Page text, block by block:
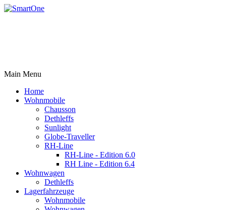
Main Menu
Home
Wohnmobile
Chausson
Dethleffs
Sunlight
Globe-Traveller
RH-Line
RH-Line - Edition 6.0
RH Line - Edition 6.4
Wohnwagen
Dethleffs
Lagerfahrzeuge
Wohnmobile